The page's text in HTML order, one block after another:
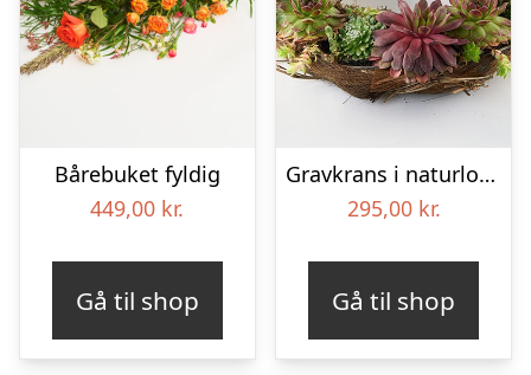
Bårebuket fyldig
449,00 kr.
Gå til shop
Gravkrans i naturlook – Blomster til begravelse
295,00 kr.
Gå til shop